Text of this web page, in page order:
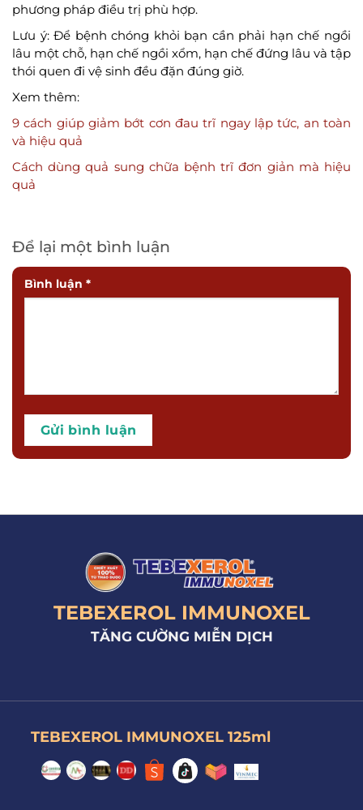
phương pháp điều trị phù hợp.
Lưu ý: Để bệnh chóng khỏi bạn cần phải hạn chế ngồi
lâu một chỗ, hạn chế ngồi xổm, hạn chế đứng lâu và tập
thói quen đi vệ sinh đều đặn đúng giờ.
Xem thêm:
9 cách giúp giảm bớt cơn đau trĩ ngay lập tức, an toàn
và hiệu quả
Cách dùng quả sung chữa bệnh trĩ đơn giản mà hiệu
quả
Để lại một bình luận
Bình luận *
TEBEXEROL IMMUNOXEL
TĂNG CƯỜNG MIỄN DỊCH
TEBEXEROL IMMUNOXEL 125ml